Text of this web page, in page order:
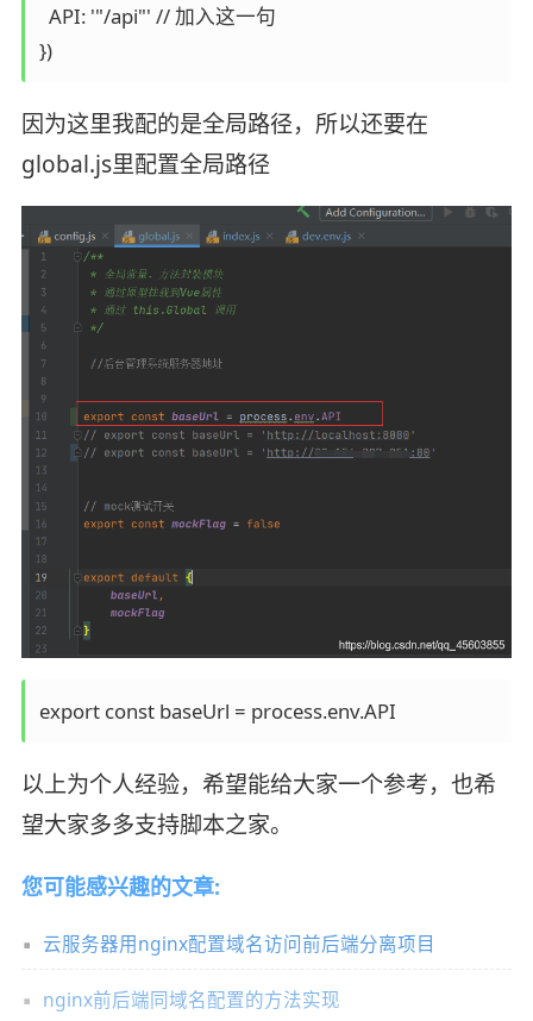
  API: '"/api"' // 加入这一句
})
因为这里我配的是全局路径，所以还要在
global.js里配置全局路径
以上为个人经验，希望能给大家一个参考，也希
望大家多多支持脚本之家。
您可能感兴趣的文章:
云服务器用nginx配置域名访问前后端分离项目
nginx前后端同域名配置的方法实现